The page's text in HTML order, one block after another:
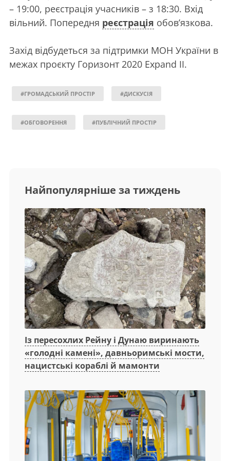
– 19:00, реєстрація учасників – з 18:30. Вхід
вільний. Попередня реєстрація обов’язкова.
Захід відбудеться за підтримки МОН України в
межах проєкту Горизонт 2020 Expand II.
#ГРОМАДСЬКИЙ ПРОСТІР #ДИСКУСІЯ
#ОБГОВОРЕННЯ #ПУБЛІЧНИЙ ПРОСТІР
Найпопулярніше за тиждень
Із пересохлих Рейну і Дунаю виринають
«голодні камені», давньоримські мости,
нацистські кораблі й мамонти